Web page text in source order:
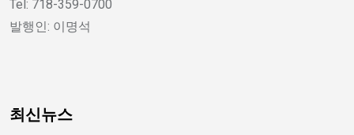
Tel: 718-359-0700
발행인: 이명석
최신뉴스